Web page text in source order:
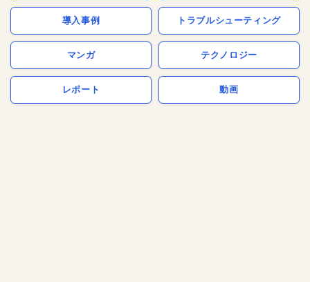
導入事例 トラブルシューティング
マンガ テクノロジー
レポート 動画